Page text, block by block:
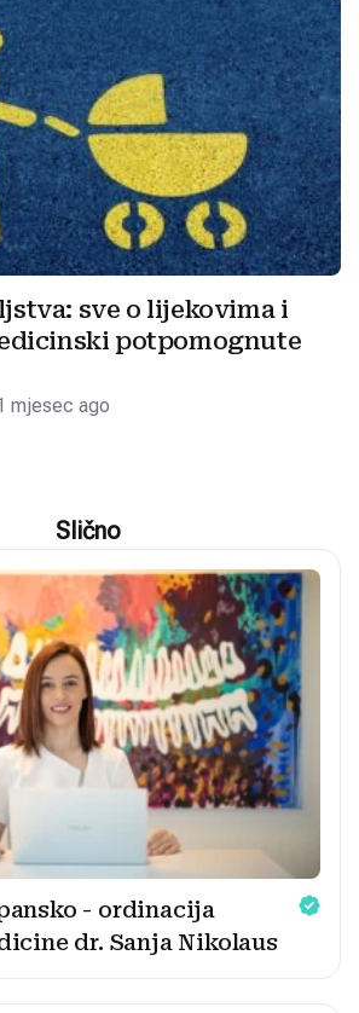
sve o lijekovima i
potpomognute
mjesec ago
Slično
- ordinacija
dr. Sanja Nikolaus